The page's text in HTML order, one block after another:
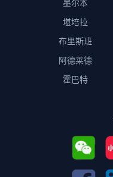
墨尔本
堪培拉
布里斯班
阿德莱德
霍巴特